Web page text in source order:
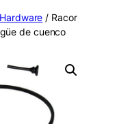
Hardware / Racor
de cuenco